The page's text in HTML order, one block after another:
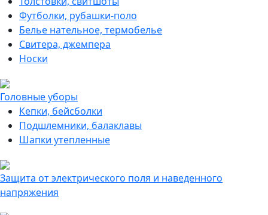
Футболки, рубашки-поло
Белье нательное, термобелье
Свитера, джемпера
Носки
Головные уборы
Кепки, бейсболки
Подшлемники, балаклавы
Шапки утепленные
Защита от электрического поля и наведенного
напряжения